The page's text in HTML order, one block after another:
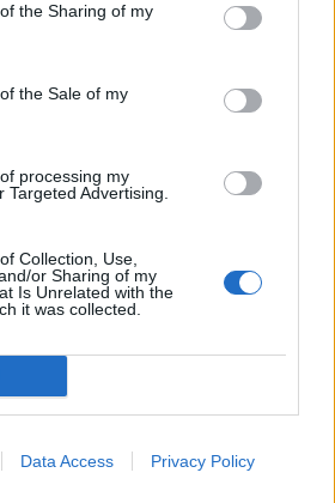
the Sharing of my
the Sale of my
processing my
Targeted Advertising.
Collection, Use,
or Sharing of my
Is Unrelated with the
it was collected.
Data Access Privacy Policy
di Cattiverie, visita anche la loro
su
Commenti: 2